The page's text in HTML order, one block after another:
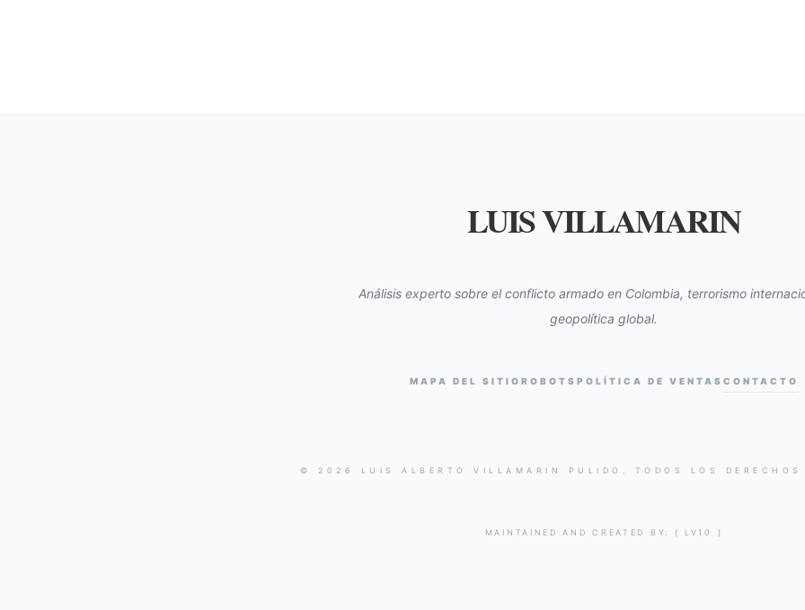
LUIS VILLAMARIN
Análisis experto sobre el conflicto armado en Colombia, terrorismo
geopolítica global.
MAPA DEL SITIO ROBOTS POLÍTICA DE VENTAS CONTACTO
© 2026 LUIS ALBERTO VILLAMARIN PULIDO. TODOS LOS DERECHOS
MAINTAINED AND CREATED BY: { LV10 }